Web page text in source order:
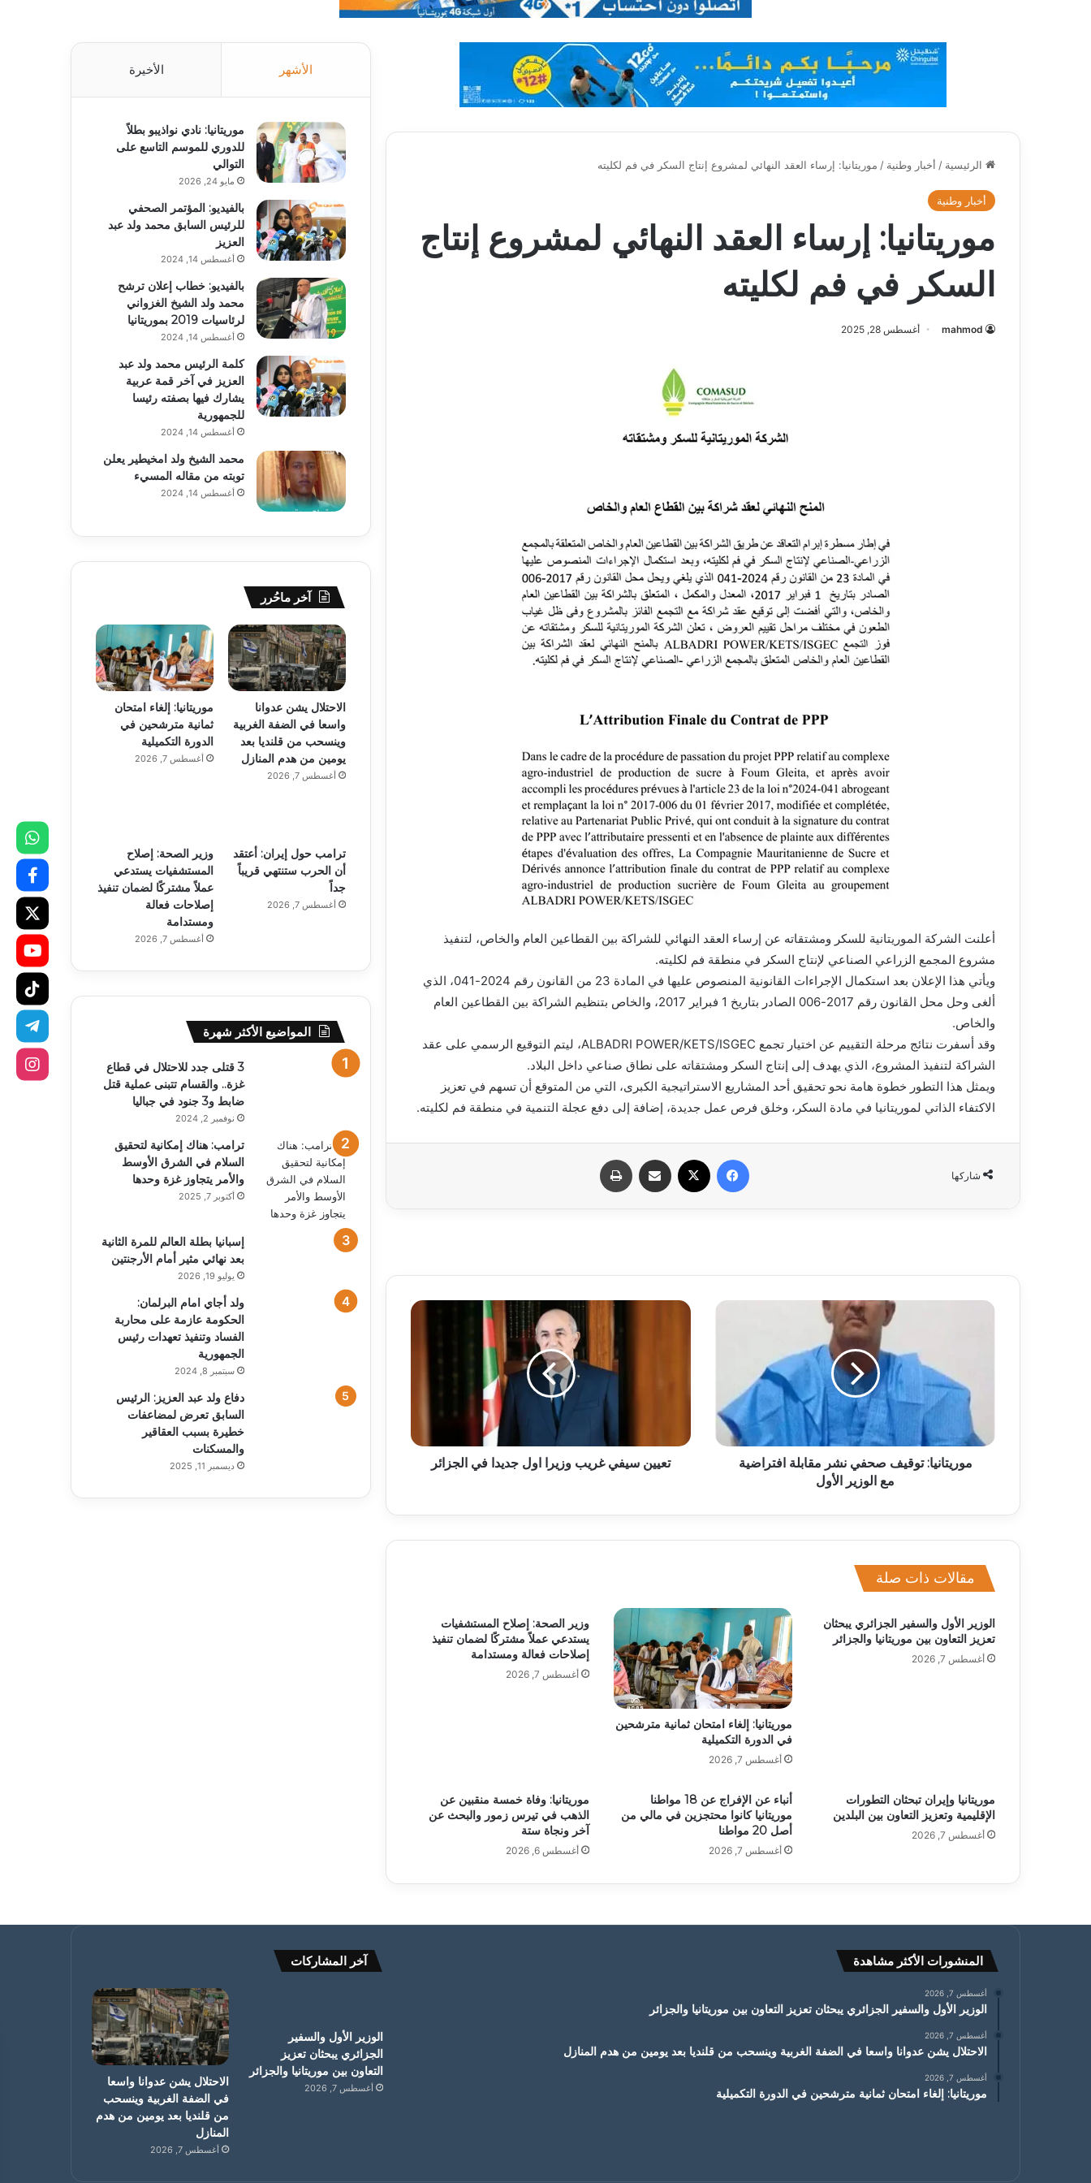
الرئيسية / أخبار وطنية / موريتانيا: إرساء العقد النهائي لمشروع إنتاج السكر في فم لكليته
أخبار وطنية
موريتانيا: إرساء العقد النهائي لمشروع إنتاج
السكر في فم لكليته
mahmod أغسطس 28, 2025
أعلنت الشركة الموريتانية للسكر ومشتقاته عن إرساء العقد النهائي للشراكة بين القطاعين العام والخاص، لتنفيذ
مشروع المجمع الزراعي الصناعي لإنتاج السكر في منطقة فم لكليته.
ويأتي هذا الإعلان بعد استكمال الإجراءات القانونية المنصوص عليها في المادة 23 من القانون رقم 2024-041، الذي
ألغى وحل محل القانون رقم 2017-006 الصادر بتاريخ 1 فبراير 2017، والخاص بتنظيم الشراكة بين القطاعين العام
والخاص.
وقد أسفرت نتائج مرحلة التقييم عن اختيار تجمع ALBADRI POWER/KETS/ISGEC، ليتم التوقيع الرسمي على عقد
الشراكة لتنفيذ المشروع، الذي يهدف إلى إنتاج السكر ومشتقاته على نطاق صناعي داخل البلاد.
ويمثل هذا التطور خطوة هامة نحو تحقيق أحد المشاريع الاستراتيجية الكبرى، التي من المتوقع أن تسهم في تعزيز
الاكتفاء الذاتي لموريتانيا في مادة السكر، وخلق فرص عمل جديدة، إضافة إلى دفع عجلة التنمية في منطقة فم لكليته.
شاركها
فيسبوك مشاركة عبر البريد
موريتانيا: توقيف صحفي نشر مقابلة افتراضية
مع الوزير الأول
تعيين سيفي غريب وزيرا اول جديدا في الجزائر
مقالات ذات صلة
الوزير الأول والسفير الجزائري يبحثان
تعزيز التعاون بين موريتانيا والجزائر
أغسطس 7, 2026
موريتانيا: إلغاء امتحان ثمانية مترشحين
في الدورة التكميلية
أغسطس 7, 2026
وزير الصحة: إصلاح المستشفيات
يستدعي عملاً مشتركًا لضمان تنفيذ
إصلاحات فعالة ومستدامة
أغسطس 7, 2026
موريتانيا وإيران تبحثان التطورات
الإقليمية وتعزيز التعاون بين البلدين
أغسطس 7, 2026
أنباء عن الإفراج عن 18 مواطنا
موريتانيا كانوا محتجزين في مالي من
أصل 20 مواطنا
أغسطس 7, 2026
موريتانيا: وفاة خمسة منقبين عن
الذهب في تيرس زمور والبحث عن
آخر ونجاة ستة
أغسطس 6, 2026
الأشهر الأخيرة
موريتانيا: نادي نواذيبو بطلاً
للدوري للموسم التاسع على
التوالي
مايو 24, 2026
بالفيديو: المؤتمر الصحفي
للرئيس السابق محمد ولد عبد
العزيز
أغسطس 14, 2024
بالفيديو: خطاب إعلان ترشح
محمد ولد الشيخ الغزواني
لرئاسيات 2019 بموريتانيا
أغسطس 14, 2024
كلمة الرئيس محمد ولد عبد
العزيز في آخر قمة عربية
يشارك فيها بصفته رئيسا
للجمهورية
أغسطس 14, 2024
محمد الشيخ ولد امخيطير يعلن
توبته من مقاله المسيء
أغسطس 14, 2024
آخر ماحُرر
الاحتلال يشن عدوانا
واسعا في الضفة الغربية
وينسحب من قلنديا بعد
يومين من هدم المنازل
أغسطس 7, 2026
موريتانيا: إلغاء امتحان
ثمانية مترشحين في
الدورة التكميلية
أغسطس 7, 2026
ترامب حول إيران: أعتقد
أن الحرب ستنتهي قريباً
جداً
أغسطس 7, 2026
وزير الصحة: إصلاح
المستشفيات يستدعي
عملاً مشتركًا لضمان تنفيذ
إصلاحات فعالة
ومستدامة
أغسطس 7, 2026
المواضيع الأكثر شهرة
3 قتلى جدد للاحتلال في قطاع
غزة.. والقسام تتبنى عملية قتل
ضابط و3 جنود في جباليا
نوفمبر 2, 2024
ترامب: هناك إمكانية لتحقيق
السلام في الشرق الأوسط
والأمر يتجاوز غزة وحدها
أكتوبر 7, 2025
إسبانيا بطلة العالم للمرة الثانية
بعد نهائي مثير أمام الأرجنتين
يوليو 19, 2026
ولد أجاي امام البرلمان:
الحكومة عازمة على محاربة
الفساد وتنفيذ تعهدات رئيس
الجمهورية
سبتمبر 8, 2024
دفاع ولد عبد العزيز: الرئيس
السابق تعرض لمضاعفات
خطيرة بسبب العقاقير
والمسكنات
ديسمبر 11, 2025
المنشورات الأكثر مشاهدة
أغسطس 7, 2026
الوزير الأول والسفير الجزائري يبحثان تعزيز التعاون بين موريتانيا والجزائر
أغسطس 7, 2026
الاحتلال يشن عدوانا واسعا في الضفة الغربية وينسحب من قلنديا بعد يومين من هدم المنازل
أغسطس 7, 2026
موريتانيا: إلغاء امتحان ثمانية مترشحين في الدورة التكميلية
آخر المشاركات
الوزير الأول والسفير
الجزائري يبحثان تعزيز
التعاون بين موريتانيا والجزائر
أغسطس 7, 2026
الاحتلال يشن عدوانا واسعا
في الضفة الغربية وينسحب
من قلنديا بعد يومين من هدم
المنازل
أغسطس 7, 2026